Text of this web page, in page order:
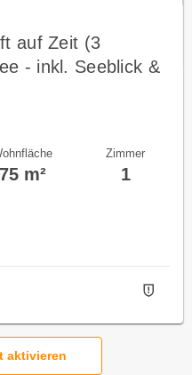
auf Zeit (3
- inkl. Seeblick &
75 m²
Zimmer
1
aktivieren